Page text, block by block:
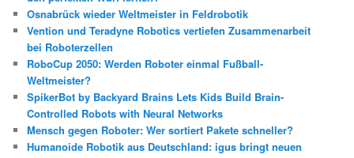
Osnabrück wieder Weltmeister in Feldrobotik
Vention und Teradyne Robotics vertiefen Zusammenarbeit
bei Roboterzellen
RoboCup 2050: Werden Roboter einmal Fußball-
Weltmeister?
SpikerBot by Backyard Brains Lets Kids Build Brain-
Controlled Robots with Neural Networks
Mensch gegen Roboter: Wer sortiert Pakete schneller?
Humanoide Robotik aus Deutschland: igus bringt neuen